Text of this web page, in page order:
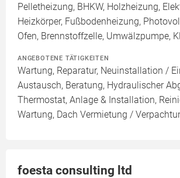
Pelletheizung, BHKW, Holzheizung,
Heizkörper, Fußbodenheizung,
Ofen, Brennstoffzelle, Umwälzpumpe,
ANGEBOTENE TÄTIGKEITEN
Wartung, Reparatur, Neuinstallation /
Austausch, Beratung, Hydraulischer
Thermostat, Anlage & Installation,
Wartung, Dach Vermietung /
foesta consulting ltd